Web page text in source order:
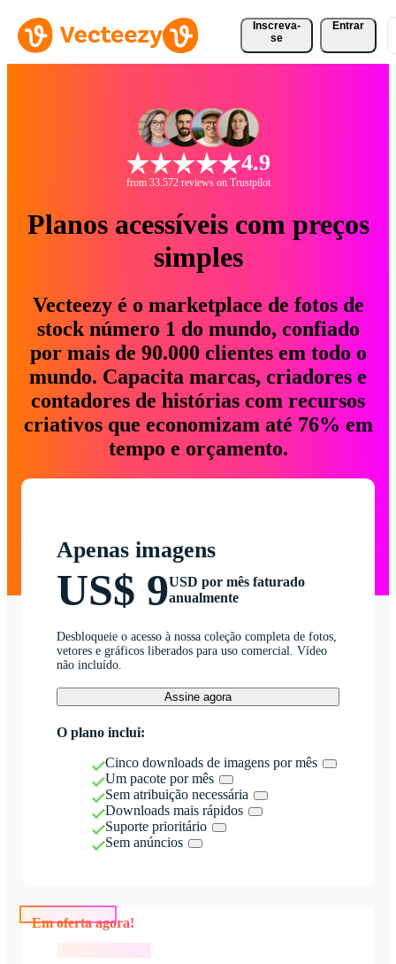
Inscreva-
se
Entrar
4.9
from 33.572 reviews on Trustpilot
Planos acessíveis com preços
simples
Vecteezy é o marketplace de fotos de
stock número 1 do mundo, confiado
por mais de 90.000 clientes em todo o
mundo. Capacita marcas, criadores e
contadores de histórias com recursos
criativos que economizam até 76% em
tempo e orçamento.
Apenas imagens
US$ 9USD por mês faturado
anualmente
Desbloqueie o acesso à nossa coleção completa de fotos,
vetores e gráficos liberados para uso comercial. Vídeo
não incluído.
Assine agora
O plano inclui:
Cinco downloads de imagens por mês
Um pacote por mês
Sem atribuição necessária
Downloads mais rápidos
Suporte prioritário
Sem anúncios